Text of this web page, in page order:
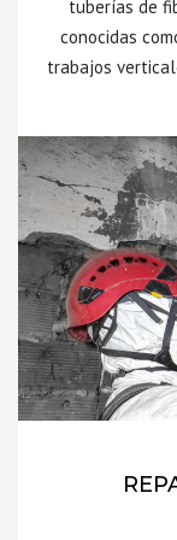
tuberías de
conocidas
trabajos